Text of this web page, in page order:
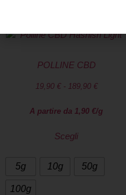
POLLINE CBD
19,90 € - 189,90 €
A partire da 1,90 €/g
Scegli
5g 10g 50g
100g